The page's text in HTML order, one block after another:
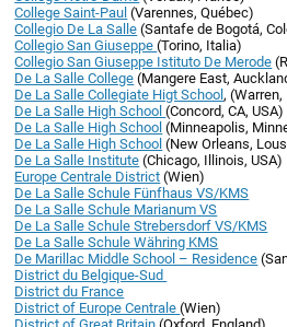
College Saint-Paul (Varennes, Québec)
Collegio De La Salle (Santafe de Bogotá,
Collegio San Giuseppe(Torino, Italia)
Collegio San Giuseppe Istituto De Merode
De La Salle College (Mangere East,
De La Salle Collegiate Higt School, (Warren,
De La Salle High School(Concord, CA, USA)
De La Salle High School (Minneapolis,
De La Salle High School (New Orleans,
De La Salle Institute (Chicago, Illinois, USA)
Europe Centrale District (Wien)
De La Salle Schule Fünfhaus VS/KMS
De La Salle Schule Marianum VS
De La Salle Schule Strebersdorf VS/KMS
De La Salle Schule Währing KMS
De Marillac Middle School – Residence
District du Belgique-Sud
District du France
District of Europe Centrale(Wien)